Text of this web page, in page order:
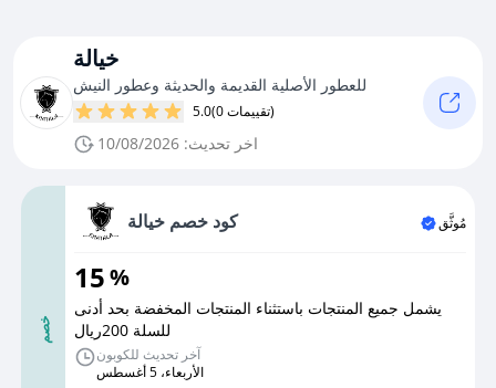
خيالة
للعطور الأصلية القديمة والحديثة وعطور النيش
5.0 (0 تقييمات)
اخر تحديث: 10/08/2026
خصم
كود خصم خيالة مُوثَّق
15%
يشمل جميع المنتجات باستثناء المنتجات المخفضة بحد أدنى
للسلة 200ريال
آخر تحديث للكوبون
الأربعاء، 5 أغسطس